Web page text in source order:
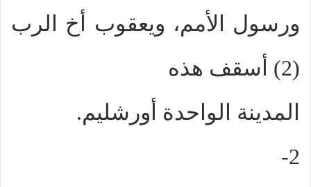
ورسول الأمم، ويعقوب أخ الرب
(2) أسقف هذه
المدينة الواحدة أورشليم.
2-